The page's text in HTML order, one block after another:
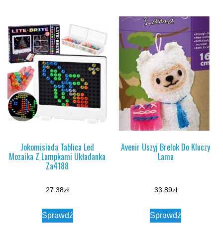
Jokomisiada Tablica Led
Mozaika Z Lampkami Układanka
Za4188
27.38zł
Sprawdź
Avenir Uszyj Brelok Do Kluczy
Lama
33.89zł
Sprawdź